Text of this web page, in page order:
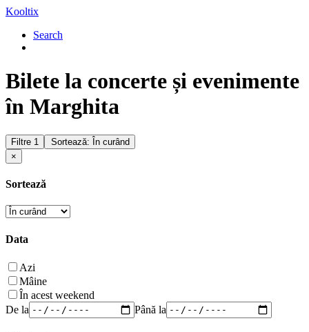
Kooltix
Search
Bilete la concerte și evenimente
în Marghita
Filtre 1
Sortează: În curând
×
Sortează
Data
Azi
Mâine
În acest weekend
De la
Până la